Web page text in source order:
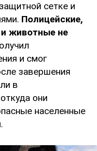
сетке и
Полицейские,
животные не
и смог
завершения
в
они
населенные